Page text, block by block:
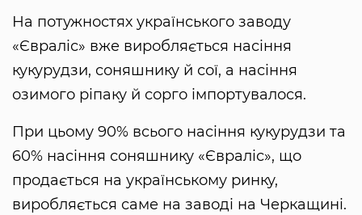
На потужностях українського заводу
«Євраліс» вже виробляється насіння
кукурудзи, соняшнику й сої, а насіння
озимого ріпаку й сорго імпортувалося.
При цьому 90% всього насіння кукурудзи та
60% насіння соняшнику «Євраліс», що
продається на українському ринку,
виробляється саме на заводі на Черкащині.